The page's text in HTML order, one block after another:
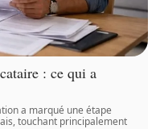
: ce qui a
a marqué une étape
touchant principalement